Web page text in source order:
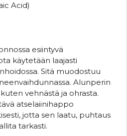
Acid)
esiintyvä
käytetään laajasti
Sitä muodostuu
Alunperin
vehnästä ja ohrasta.
atselaiinihappo
jotta sen laatu, puhtaus
tarkasti.